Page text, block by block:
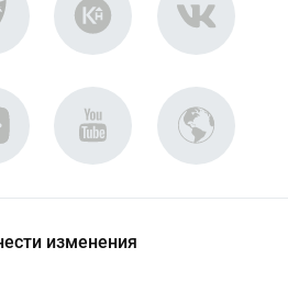
изменения